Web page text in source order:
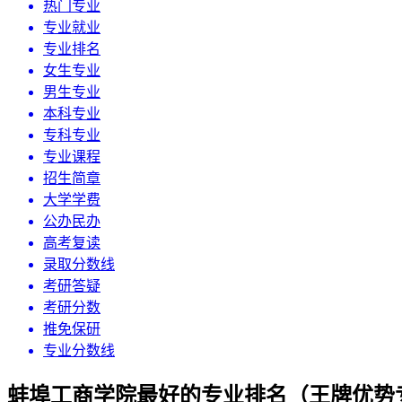
热门专业
专业就业
专业排名
女生专业
男生专业
本科专业
专科专业
专业课程
招生简章
大学学费
公办民办
高考复读
录取分数线
考研答疑
考研分数
推免保研
专业分数线
蚌埠工商学院最好的专业排名（王牌优势